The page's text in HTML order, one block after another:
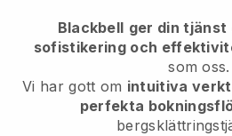
Blackbell ger din tjänst
sofistikering och
som oss.
Vi har gott om intuitiva
perfekta